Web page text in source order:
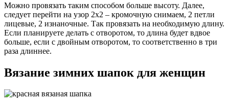
Можно провязать таким способом больше высоту. Далее,
следует перейти на узор 2х2 – кромочную снимаем, 2 петли
лицевые, 2 изнаночные. Так провязать на необходимую длину.
Если планируете делать с отворотом, то длина будет вдвое
больше, если с двойным отворотом, то соответственно в три
раза длиннее.
Вязание зимних шапок для женщин